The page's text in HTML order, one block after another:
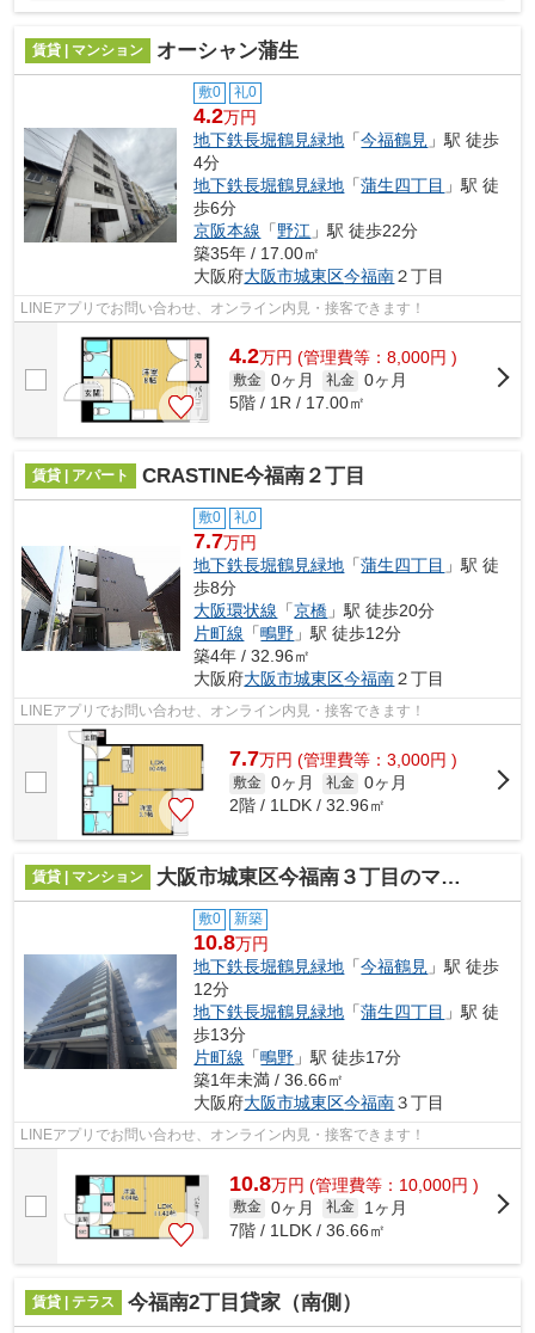
賃貸 | マンション オーシャン蒲生
敷0 礼0
4.2万円
地下鉄長堀鶴見緑地 「今福鶴見 」駅 徒歩
4分
地下鉄長堀鶴見緑地 「蒲生四丁目 」駅 徒
歩6分
京阪本線 「野江 」駅 徒歩22分
築35年 / 17.00㎡
大阪府大阪市城東区今福南２丁目
LINEアプリでお問い合わせ、オンライン内見・接客できます！
4.2万円 (管理費等：8,000円 )
敷金 0ヶ月 礼金 0ヶ月
5階 / 1R / 17.00㎡
賃貸 | アパート CRASTINE今福南２丁目
敷0 礼0
7.7万円
地下鉄長堀鶴見緑地 「蒲生四丁目 」駅 徒
歩8分
大阪環状線 「京橋 」駅 徒歩20分
片町線 「鴫野 」駅 徒歩12分
築4年 / 32.96㎡
大阪府大阪市城東区今福南２丁目
LINEアプリでお問い合わせ、オンライン内見・接客できます！
7.7万円 (管理費等：3,000円 )
敷金 0ヶ月 礼金 0ヶ月
2階 / 1LDK / 32.96㎡
賃貸 | マンション 大阪市城東区今福南３丁目のマンション
敷0 新築
10.8万円
地下鉄長堀鶴見緑地 「今福鶴見 」駅 徒歩
12分
地下鉄長堀鶴見緑地 「蒲生四丁目 」駅 徒
歩13分
片町線 「鴫野 」駅 徒歩17分
築1年未満 / 36.66㎡
大阪府大阪市城東区今福南３丁目
LINEアプリでお問い合わせ、オンライン内見・接客できます！
10.8万円 (管理費等：10,000円 )
敷金 0ヶ月 礼金
1ヶ月
7階 / 1LDK / 36.66㎡
賃貸 | テラス 今福南2丁目貸家（南側）